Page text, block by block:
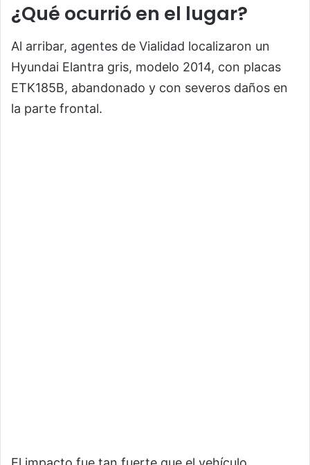
¿Qué ocurrió en el lugar?
Al arribar, agentes de Vialidad localizaron un
Hyundai Elantra gris, modelo 2014, con placas
ETK185B, abandonado y con severos daños en
la parte frontal.